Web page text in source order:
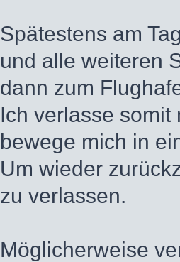
Spätestens am
und alle weiteren
dann zum
Ich verlasse
bewege mich in
Um wieder
zu verlassen.
Möglicherweise